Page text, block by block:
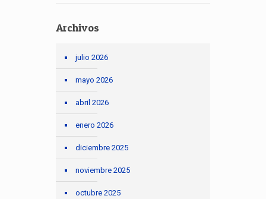
Archivos
julio 2026
mayo 2026
abril 2026
enero 2026
diciembre 2025
noviembre 2025
octubre 2025